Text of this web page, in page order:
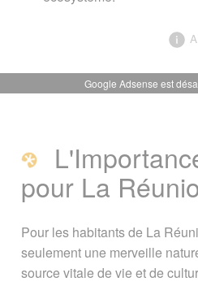
L'Importance de
Réunion
Activités et Initiatives
Poursuivre avec ...
Google Adsense est
pour La
Pour les habitants de La
seulement une merveille
source vitale de vie et de